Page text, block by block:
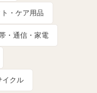
・ケア用品
・通信・家電
イクル